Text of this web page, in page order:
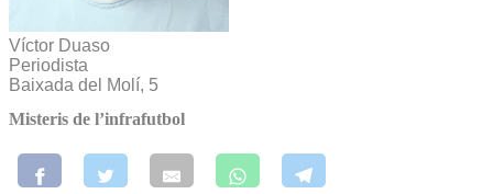
Víctor Duaso
Periodista
Baixada del Molí, 5
Misteris de l’infrafutbol